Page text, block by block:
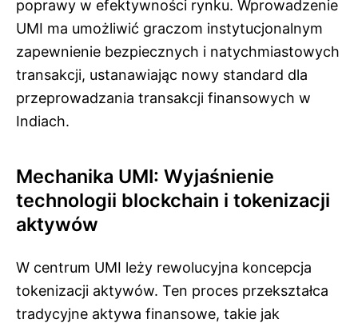
poprawy w efektywności rynku. Wprowadzenie
UMI ma umożliwić graczom instytucjonalnym
zapewnienie bezpiecznych i natychmiastowych
transakcji, ustanawiając nowy standard dla
przeprowadzania transakcji finansowych w
Indiach.
Mechanika UMI: Wyjaśnienie
technologii blockchain i tokenizacji
aktywów
W centrum UMI leży rewolucyjna koncepcja
tokenizacji aktywów. Ten proces przekształca
tradycyjne aktywa finansowe, takie jak